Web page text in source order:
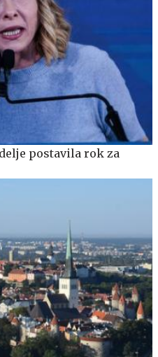
postavila rok za